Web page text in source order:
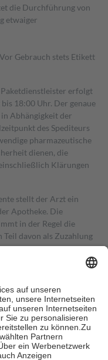
die Durchführung von
etwaiger
Gebrauch stets Etikett
erfolgt
18:00 Uhr. Der genaue
Abhängigkeit der
des Spediteurs
pharmazeutische
dienen, die
Klärungen
stellt der Arzt ein
Apotheke. Die
in der Regel die
davon als Zuzahlung
in Höhe von zehn
als die tatsächlichen
Online-Apotheken.
beträgt die
zehn Euro je